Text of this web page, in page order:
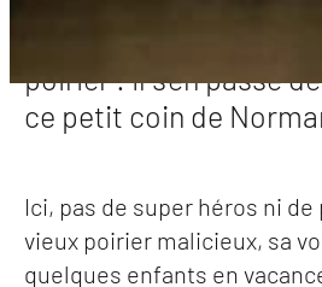
Ce n’est pas de tout
poirier ! Il s’en passe
ce petit coin de
Ici, pas de super héros ni
vieux poirier malicieux, sa
quelques enfants en